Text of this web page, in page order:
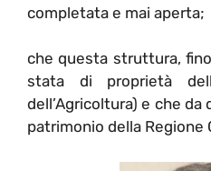
completata e mai aperta;
che questa struttura,
stata di proprietà
dell’Agricoltura) e che
patrimonio della Regione